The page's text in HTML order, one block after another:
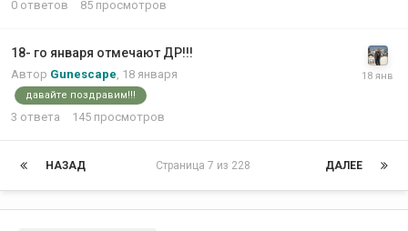
0 ответов 85 просмотров
18- го января отмечают ДР!!!
Автор Gunescape, 18 января
давайте поздравим!!!
3 ответа 145 просмотров
НАЗАД ДАЛЕЕ
Страница 7 из 228